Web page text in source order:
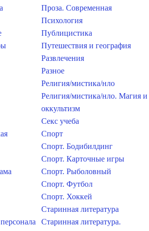
Проза. Современная
Психология
Публицистика
Путешествия и география
Развлечения
Разное
Религия/мистика/нло
Религия/мистика/нло. Магия и
оккультизм
Секс учеба
Спорт
Спорт. Бодибилдинг
Спорт. Карточные игры
Спорт. Рыболовный
Спорт. Футбол
Спорт. Хоккей
Старинная литература
Старинная литература.